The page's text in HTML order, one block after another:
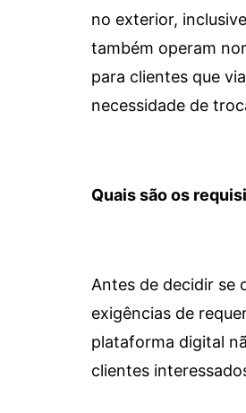
no exterior,
também operam
para clientes que
necessidade de
Quais são os
Antes de decidir se
exigências de
plataforma digital
clientes